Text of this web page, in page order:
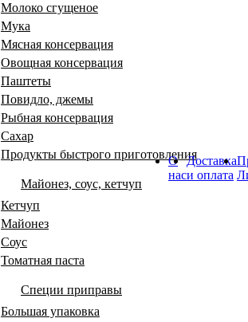
Молоко сгущеное
Мука
Мясная консервация
Овощная консервация
Паштеты
Повидло, джемы
Рыбная консервация
Сахар
Продукты быстрого приготовления
Майонез, соус, кетчуп
Кетчуп
Майонез
Соус
Томатная паста
Специи приправы
Большая упаковка
О
нас
Доставка
и оплата